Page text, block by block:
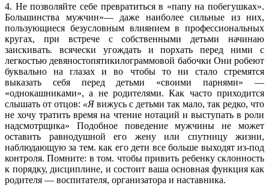
4. Не позволяйте себе превратиться в «папу на побегушках».
Большинства мужчин»— даже наиболее сильные из них,
пользующиеся безусловным влиянием в профессиональных
кругах, при встрече с собственными детьми начинаю
заискивать. всячески угождать и порхать перед ними с
легкостью девяностопятикилограммовой бабочки Они робеют
буквально на глазах и во чтобы то ни стало стремятся
выказать себя перед детьми «своими парнями» —
«однокашниками», а не родителями. Как часто приходится
слышать от отцов: «Я вижусь с детьми так мало, так редко, что
не хочу тратить время на чтение нотаций и выступать в роли
надсмотрщика» Подобное поведение мужчины не может
оставить равнодушной его жену или спутницу жизни,
наблюдающую за тем. как его дети все больше выходят из-под
контроля. Помните: в том. чтобы привить ребенку склонность
к порядку, дисциплине, и состоит ваша основная функция как
родителя — воспитателя, организатора и наставника.